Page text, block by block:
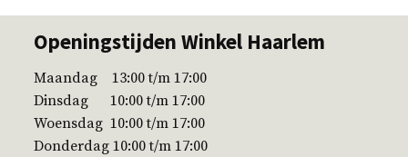
Openingstijden Winkel Haarlem
Maandag 13:00 t/m 17:00
Dinsdag 10:00 t/m 17:00
Woensdag 10:00 t/m 17:00
Donderdag 10:00 t/m 17:00